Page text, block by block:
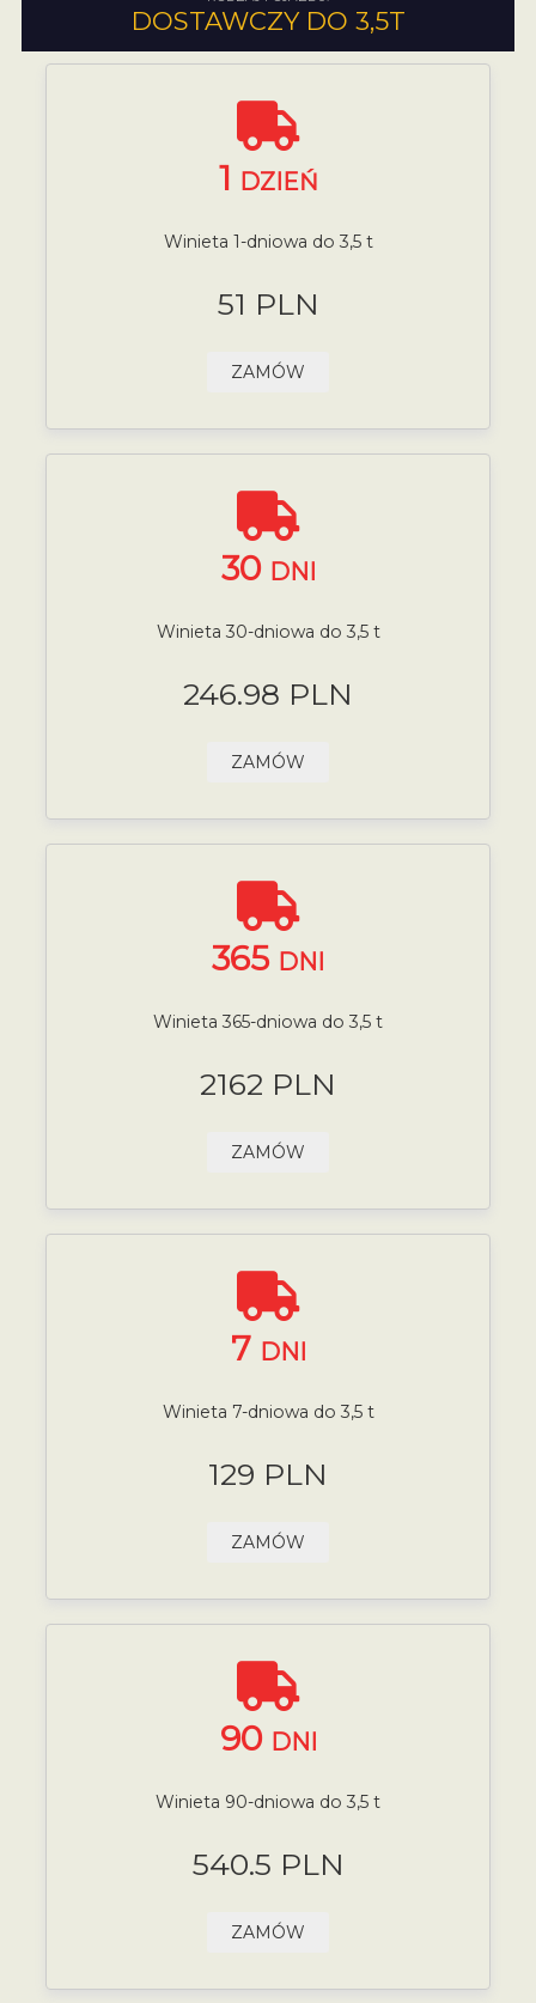
DOSTAWCZY DO 3,5T
1 DZIEŃ
Winieta 1-dniowa do 3,5 t
51 PLN
ZAMÓW
30 DNI
Winieta 30-dniowa do 3,5 t
246.98 PLN
ZAMÓW
365 DNI
Winieta 365-dniowa do 3,5 t
2162 PLN
ZAMÓW
7 DNI
Winieta 7-dniowa do 3,5 t
129 PLN
ZAMÓW
90 DNI
Winieta 90-dniowa do 3,5 t
540.5 PLN
ZAMÓW